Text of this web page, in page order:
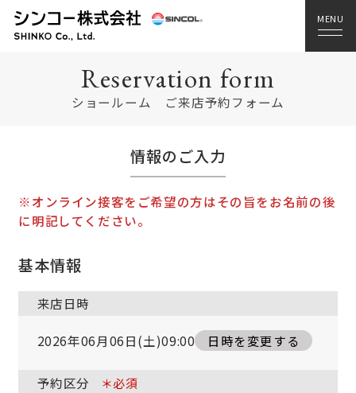
Reservation form
ショールーム ご来店予約フォーム
情報のご入力
※オンライン接客をご希望の方はその旨をお名前の後
に明記してください。
基本情報
来店日時
2026年06月06日(土)09:00 日時を変更する
予約区分 ＊必須